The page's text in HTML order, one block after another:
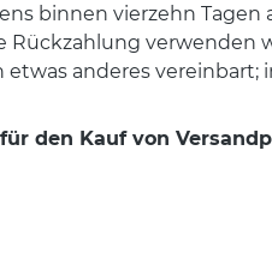
binnen vierzehn
Rückzahlung verwenden
anderes
den Kauf von